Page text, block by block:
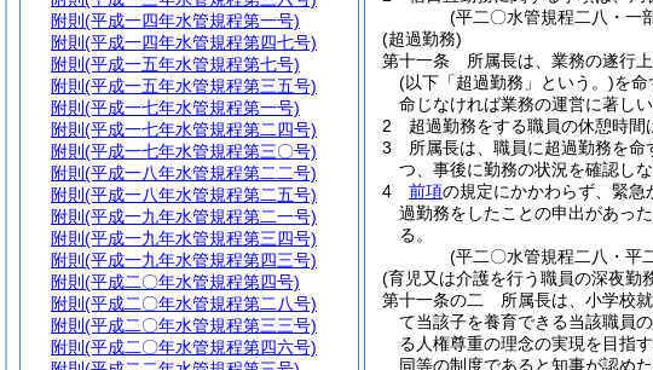
(平二〇水管規程二八・一
(超過勤務)
第十一条
所属長は、業務の遂行
(以下「超過勤務」という。)を命
命じなければ業務の運営に著し
2
超過勤務をする職員の休憩時間
3
所属長は、職員に超過勤務を命
つ、事後に勤務の状況を確認しな
4
前項の規定にかかわらず、緊
過勤務をしたことの申出があっ
る。
(平二〇水管規程二八・平
(育児又は介護を行う職員の深夜勤
第十一条の二
所属長は、小学校
て当該子を養育できる当該職員
る人権尊重の理念の実現を目指
同等の制度であると知事が認め
附則 (平成一四年水管規程第一号)
附則 (平成一四年水管規程第四七号)
附則 (平成一五年水管規程第七号)
附則 (平成一五年水管規程第三五号)
附則 (平成一七年水管規程第一号)
附則 (平成一七年水管規程第二四号)
附則 (平成一七年水管規程第三〇号)
附則 (平成一八年水管規程第二二号)
附則 (平成一八年水管規程第二五号)
附則 (平成一九年水管規程第二一号)
附則 (平成一九年水管規程第三四号)
附則 (平成一九年水管規程第四三号)
附則 (平成二〇年水管規程第四号)
附則 (平成二〇年水管規程第二八号)
附則 (平成二〇年水管規程第三三号)
附則 (平成二〇年水管規程第四六号)